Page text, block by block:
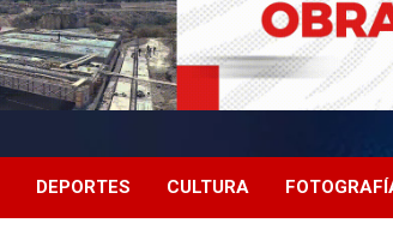
DEPORTES CULTURA